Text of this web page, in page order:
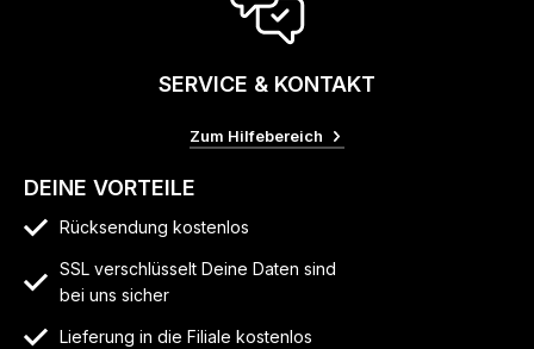
SERVICE & KONTAKT
Zum Hilfebereich
DEINE VORTEILE
Rücksendung kostenlos
SSL verschlüsselt Deine Daten sind
bei uns sicher
Lieferung in die Filiale kostenlos